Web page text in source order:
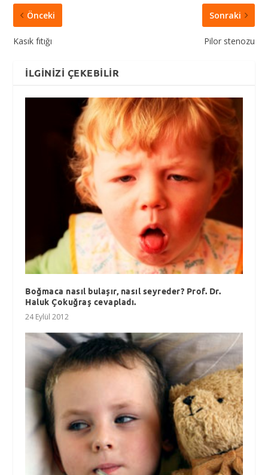
Önceki
Kasık fıtığı
Sonraki
Pilor stenozu
İLGINIZI ÇEKEBILIR
Boğmaca nasıl bulaşır, nasıl seyreder? Prof. Dr.
Haluk Çokuğraş cevapladı.
24 Eylül 2012